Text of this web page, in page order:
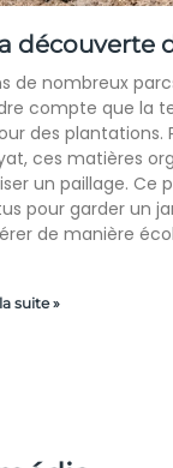
découverte
de nombreux
compte que la
des plantations.
ces matières
un paillage. Ce
pour garder un
de manière
suite »